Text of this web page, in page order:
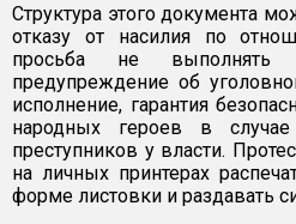
Структура этого документа
отказу от насилия по
просьба не выполнять
предупреждение об
исполнение, гарантия
народных героев в
преступников у власти.
на личных принтерах
форме листовки и раздавать